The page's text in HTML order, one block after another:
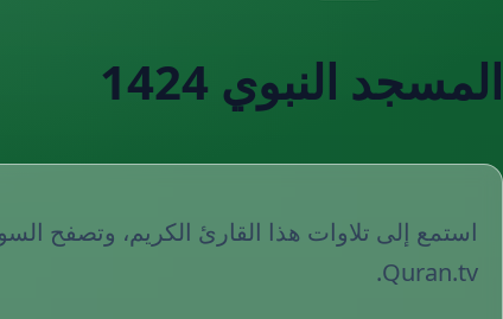
المسجد النبوي 1424
استمع إلى تلاوات هذا القارئ الكريم، وتصفح
Quran.tv.